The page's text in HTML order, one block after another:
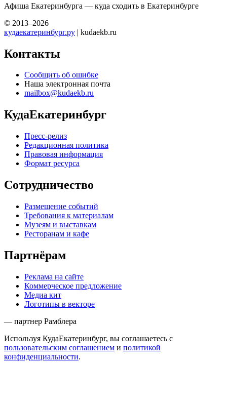
Афиша Екатеринбурга — куда сходить в Екатеринбурге
© 2013–2026
кудаекатеринбург.ру | kudaekb.ru
Контакты
Сообщить об ошибке
Наша электронная почта
mailbox@kudaekb.ru
КудаЕкатеринбург
Пресс-релиз
Редакционная политика
Правовая информация
Формат ресурса
Сотрудничество
Размещение событий
Требования к материалам
Музеям и выставкам
Ресторанам и кафе
Партнёрам
Реклама на сайте
Коммерческое предложение
Медиа кит
Логотипы в векторе
— партнер Рамблера
Используя КудаЕкатеринбург, вы соглашаетесь с
пользовательским соглашением и политикой
конфиденциальности.